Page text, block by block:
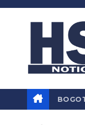
Saltar